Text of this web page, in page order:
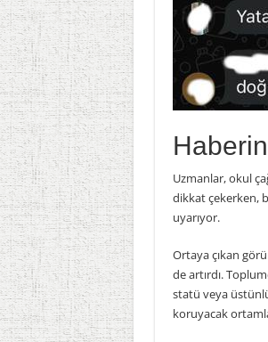
Uzmanlar, okul
dikkat çekerken,
uyarıyor.
Ortaya çıkan
de artırdı.
statü veya
koruyacak